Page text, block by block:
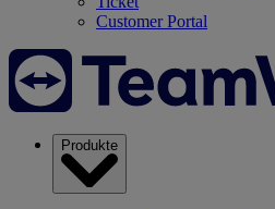
Customer Portal
Produkte